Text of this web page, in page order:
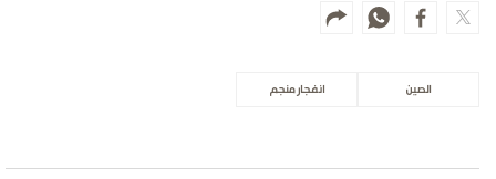
الصين انفجار منجم